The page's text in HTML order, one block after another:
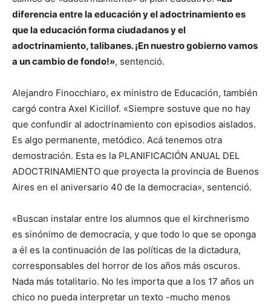
diferencia entre la educación y el adoctrinamiento es
que la educación forma ciudadanos y el
adoctrinamiento, talibanes. ¡En nuestro gobierno vamos
a un cambio de fondo!», sentenció.
Alejandro Finocchiaro, ex ministro de Educación, también
cargó contra Axel Kicillof. «Siempre sostuve que no hay
que confundir al adoctrinamiento con episodios aislados.
Es algo permanente, metódico. Acá tenemos otra
demostración. Esta es la PLANIFICACIÓN ANUAL DEL
ADOCTRINAMIENTO que proyecta la provincia de Buenos
Aires en el aniversario 40 de la democracia», sentenció.
«Buscan instalar entre los alumnos que el kirchnerismo
es sinónimo de democracia, y que todo lo que se oponga
a él es la continuación de las políticas de la dictadura,
corresponsables del horror de los años más oscuros.
Nada más totalitario. No les importa que a los 17 años un
chico no pueda interpretar un texto -mucho menos